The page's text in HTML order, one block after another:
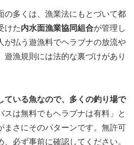
の多くは、漁業法にもとづいて都
けた内水面漁業協同組合が管理し
が払う遊漁料でヘラブナの放流や
遊漁規則には法的な裏づけがあり
ている魚なので、多くの釣り場で
スは無料でもヘラブナは有料」と
まさにそのパターンです。無許可
必ず事前に確認してください。